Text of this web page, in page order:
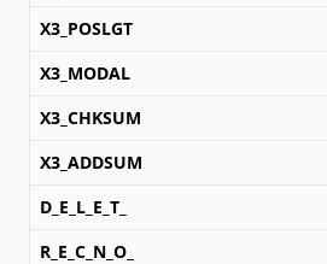
X3_POSLGT
X3_MODAL
X3_CHKSUM
X3_ADDSUM
D_E_L_E_T_
R_E_C_N_O_